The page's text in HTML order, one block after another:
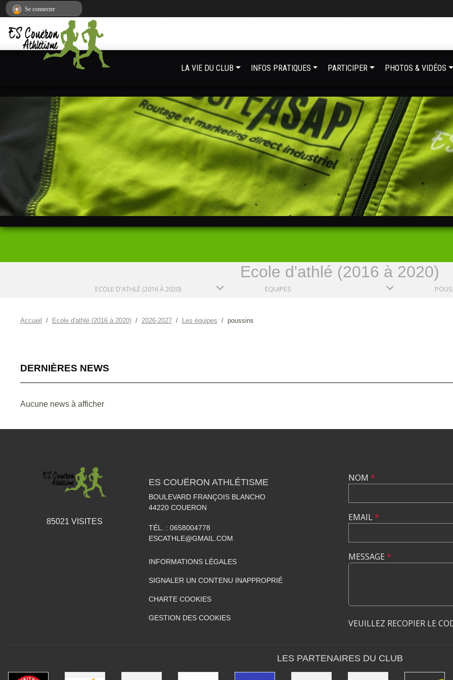
Ecole d'athlé (2016 à 2020)
ECOLE D'ATHLÉ (2016 À 2020) ÉQUIPES
Accueil Ecole d'athlé (2016 à 2020) 2026-2027 Les équipes poussins
DERNIÈRES NEWS
Aucune news à afficher
LA VIE DU CLUB INFOS PRATIQUES PARTICIPER PHOTOS & VIDÉOS
85021 VISITES
ES COUËRON ATHLÉTISME
BOULEVARD FRANÇOIS BLANCHO
44220 COUERON
TÉL. : 0658004778
ESCATHLE@GMAIL.COM
INFORMATIONS LÉGALES
SIGNALER UN CONTENU INAPPROPRIÉ
CHARTE COOKIES
GESTION DES COOKIES
NOM *
EMAIL*
MESSAGE *
VEUILLEZ RECOPIER LE
LES PARTENAIRES DU CLUB
Se connecter
Panneau de gestion des cookies